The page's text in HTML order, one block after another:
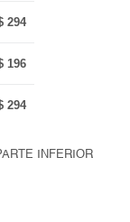
294
196
294
INFERIOR